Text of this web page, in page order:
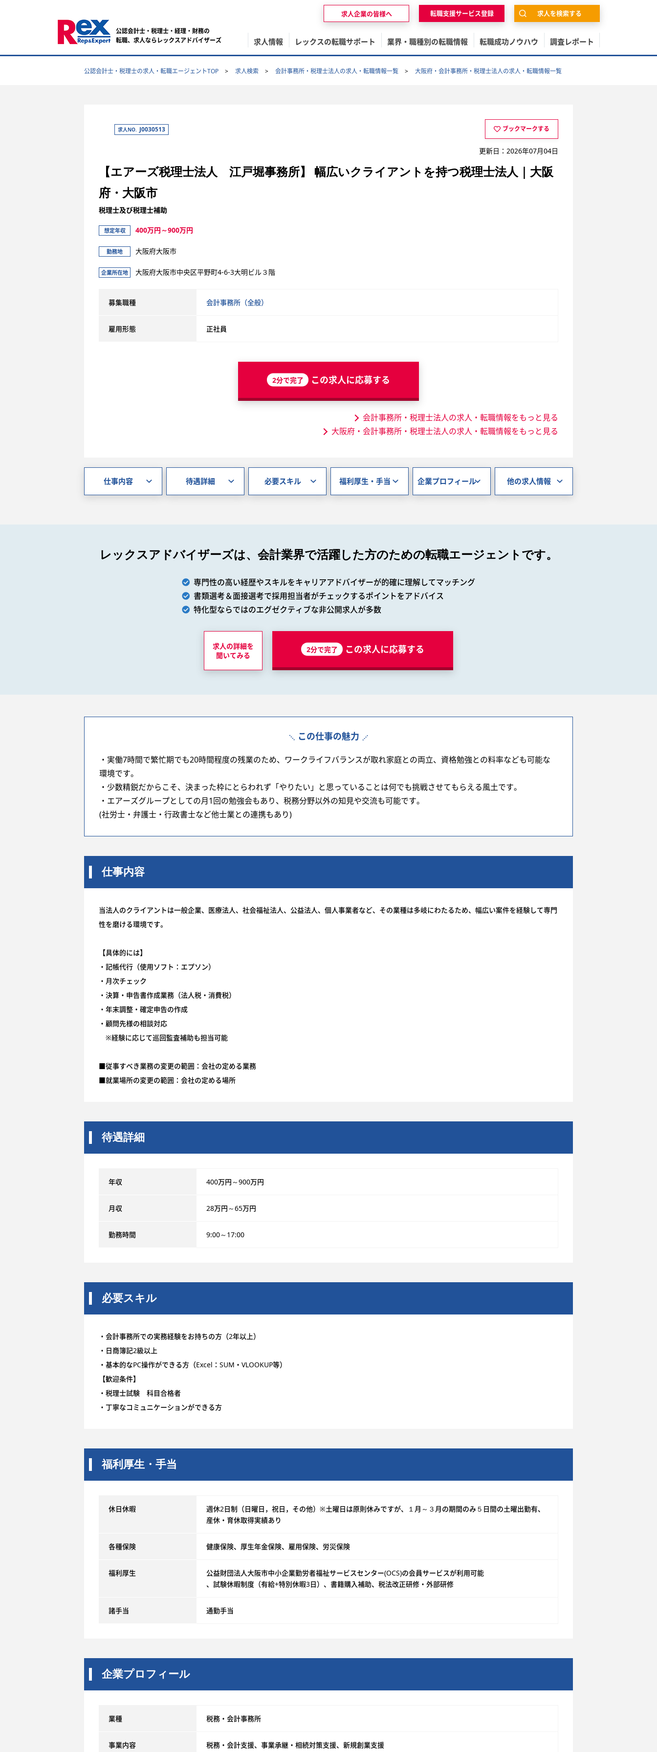
公認会計士・税理士・経理・財務の
転職、求人ならレックスアドバイザーズ
求人情報 レックスの転職サポート 業界・職種別の転職情報 転職成功ノウハウ 調査レポート
求人企業の皆様へ 転職支援サービス登録 求人を検索する
公認会計士・税理士の求人・転職エージェントTOP 求人検索 会計事務所・税理士法人の求人・転職情報一覧 大阪府・会計事務所・税理士法人の求人・転職情報一覧
求人NO. J0030513 ブックマークする
更新日：2026年07月04日
【エアーズ税理士法人 江戸堀事務所】 幅広いクライアントを持つ税理士法人｜大阪
府・大阪市
税理士及び税理士補助
想定年収 400万円～900万円
勤務地 大阪府大阪市
企業所在地 大阪府大阪市中央区平野町4-6-3大明ビル３階
募集職種 会計事務所（全般）
雇用形態 正社員
2分で完了 この求人に応募する
会計事務所・税理士法人の求人・転職情報をもっと見る
大阪府・会計事務所・税理士法人の求人・転職情報をもっと見る
仕事内容 待遇詳細 必要スキル 福利厚生・手当 企業プロフィール 他の求人情報
レックスアドバイザーズは、会計業界で活躍した方のための転職エージェントです。
専門性の高い経歴やスキルをキャリアアドバイザーが的確に理解してマッチング
書類選考＆面接選考で採用担当者がチェックするポイントをアドバイス
特化型ならではのエグゼクティブな非公開求人が多数
求人の詳細を
聞いてみる
2分で完了 この求人に応募する
この仕事の魅力
・実働7時間で繁忙期でも20時間程度の残業のため、ワークライフバランスが取れ家庭との両立、資格勉強との料率なども可能な
環境です。
・少数精鋭だからこそ、決まった枠にとらわれず「やりたい」と思っていることは何でも挑戦させてもらえる風土です。
・エアーズグループとしての月1回の勉強会もあり、税務分野以外の知見や交流も可能です。
(社労士・弁護士・行政書士など他士業との連携もあり)
仕事内容
当法人のクライアントは一般企業、医療法人、社会福祉法人、公益法人、個人事業者など、その業種は多岐にわたるため、幅広い案件を経験して専門
性を磨ける環境です。
【具体的には】
・記帳代行（使用ソフト：エプソン）
・月次チェック
・決算・申告書作成業務（法人税・消費税）
・年末調整・確定申告の作成
・顧問先様の相談対応
※経験に応じて巡回監査補助も担当可能
■従事すべき業務の変更の範囲：会社の定める業務
■就業場所の変更の範囲：会社の定める場所
待遇詳細
年収 400万円～900万円
月収 28万円～65万円
勤務時間 9:00～17:00
必要スキル
・会計事務所での実務経験をお持ちの方（2年以上）
・日商簿記2級以上
・基本的なPC操作ができる方（Excel：SUM・VLOOKUP等）
【歓迎条件】
・税理士試験 科目合格者
・丁寧なコミュニケーションができる方
福利厚生・手当
休日休暇
週休2日制（日曜日，祝日，その他）※土曜日は原則休みですが、１月～３月の期間のみ５日間の土曜出勤有、
産休・育休取得実績あり
各種保険 健康保険、厚生年金保険、雇用保険、労災保険
福利厚生
公益財団法人大阪市中小企業勤労者福祉サービスセンター(OCS)の会員サービスが利用可能
、試験休暇制度（有給+特別休暇3日）、書籍購入補助、税法改正研修・外部研修
諸手当 通勤手当
企業プロフィール
業種 税務・会計事務所
事業内容
税務・会計支援、事業承継・相続対策支援、新規創業支援